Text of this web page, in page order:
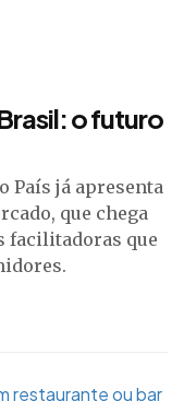
o futuro
País já apresenta
que chega
facilitadoras que